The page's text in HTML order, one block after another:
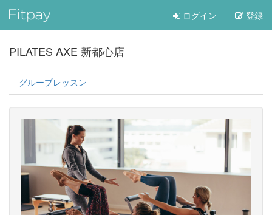
ログイン 登録
PILATES AXE 新都心店
グループレッスン